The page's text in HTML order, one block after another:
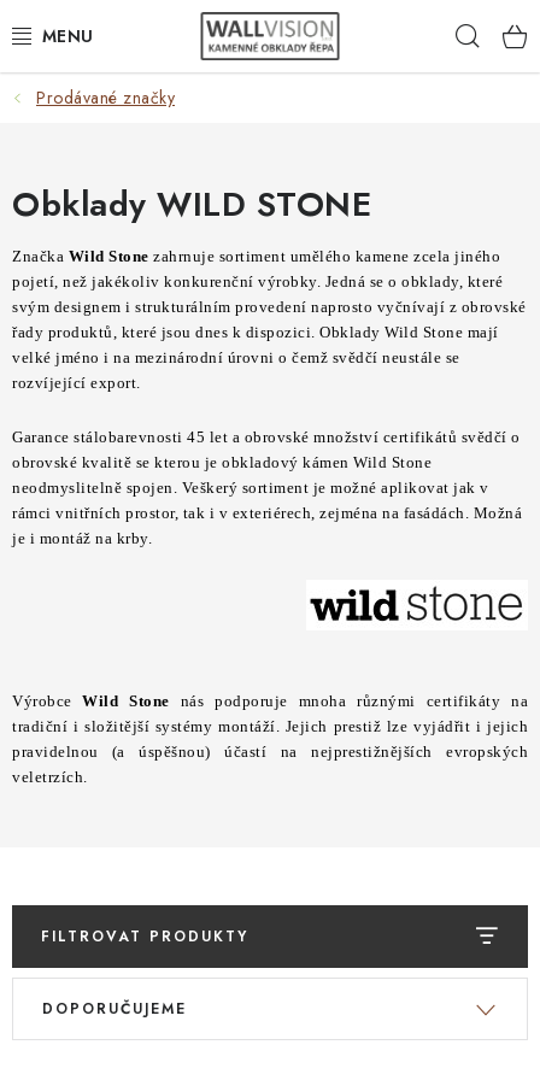
na
EXTERIÉR / INTERIÉR
VÝBĚR DLE BAREV
ČASTO HLEDÁTE
INSPIRACE
PLOTY
STAVEBNÍ CHEMIE
PRAKTICKÉ RADY
VZOREK
INSPIRACE
PROČ KOUPIT U NÁS?
VIRTUÁLNÍ PROHLÍDKA
OBCHODNÍ PODMÍNKY
Prodávané značky
Obklady WILD STONE
Značka Wild Stone zahrnuje sortiment umělého kamene zcela jiného
pojetí, než jakékoliv konkurenční výrobky. Jedná se o obklady, které
svým designem i strukturálním provedení naprosto vyčnívají z obrovské
řady produktů, které jsou dnes k dispozici. Obklady Wild Stone mají
velké jméno i na mezinárodní úrovni o čemž svědčí neustále se
rozvíjející export.
Garance stálobarevnosti 45 let a obrovské množství certifikátů svědčí o
obrovské kvalitě se kterou je obkladový kámen Wild Stone
neodmyslitelně spojen. Veškerý sortiment je možné aplikovat jak v
rámci vnitřních prostor, tak i v exteriérech, zejména na fasádách. Možná
je i montáž na krby.
VýrobceWild Stone nás podporuje mnoha různými certifikáty na
tradiční i složitější systémy montáží. Jejich prestiž lze vyjádřit i jejich
pravidelnou (a úspěšnou) účastí na nejprestižnějších evropských
veletrzích.
FILTROVAT PRODUKTY
V
Ř
DOPORUČUJEME